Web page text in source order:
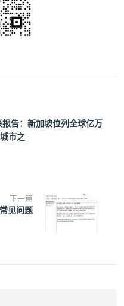
告：新加坡位列全球亿万
市之
下一篇
见问题